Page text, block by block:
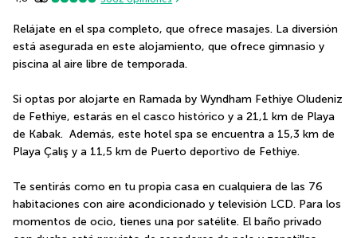
Relájate en el spa completo, que ofrece masajes. La diversión
está asegurada en este alojamiento, que ofrece gimnasio y
piscina al aire libre de temporada.
Si optas por alojarte en Ramada by Wyndham Fethiye Oludeniz
de Fethiye, estarás en el casco histórico y a 21,1 km de Playa
de Kabak.  Además, este hotel spa se encuentra a 15,3 km de
Playa Çalış y a 11,5 km de Puerto deportivo de Fethiye.
Te sentirás como en tu propia casa en cualquiera de las 76
habitaciones con aire acondicionado y televisión LCD. Para los
momentos de ocio, tienes una por satélite. El baño privado